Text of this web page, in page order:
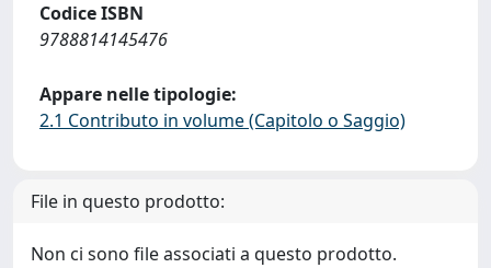
Codice ISBN
9788814145476
Appare nelle tipologie:
2.1 Contributo in volume (Capitolo o Saggio)
File in questo prodotto:
Non ci sono file associati a questo prodotto.